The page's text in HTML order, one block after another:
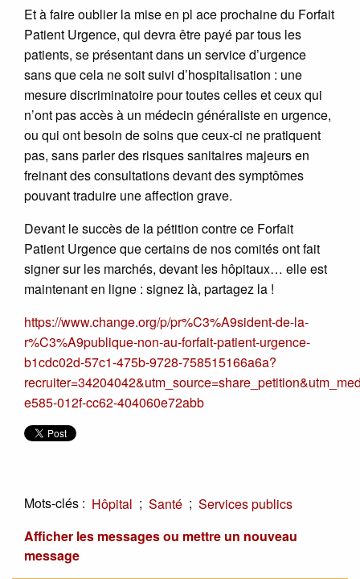
Et à faire oublier la mise en pl ace prochaine du Forfait
Patient Urgence, qui devra être payé par tous les
patients, se présentant dans un service d’urgence
sans que cela ne soit suivi d’hospitalisation : une
mesure discriminatoire pour toutes celles et ceux qui
n’ont pas accès à un médecin généraliste en urgence,
ou qui ont besoin de soins que ceux-ci ne pratiquent
pas, sans parler des risques sanitaires majeurs en
freinant des consultations devant des symptômes
pouvant traduire une affection grave.
Devant le succès de la pétition contre ce Forfait
Patient Urgence que certains de nos comités ont fait
signer sur les marchés, devant les hôpitaux… elle est
maintenant en ligne : signez là, partagez la !
https://www.change.org/p/pr%C3%A9sident-de-la-
r%C3%A9publique-non-au-forfait-patient-urgence-
b1cdc02d-57c1-475b-9728-758515166a6a?
e585-012f-cc62-404060e72abb
Mots-clés : Hôpital ; Santé ; Services publics
Afficher les messages ou mettre un nouveau
message